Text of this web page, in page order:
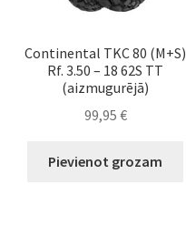
Continental TKC 80 (M+S)
Rf. 3.50 – 18 62S TT
(aizmugurējā)
99,95 €
Pievienot grozam